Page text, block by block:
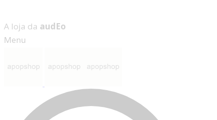
A loja da audEo
Menu